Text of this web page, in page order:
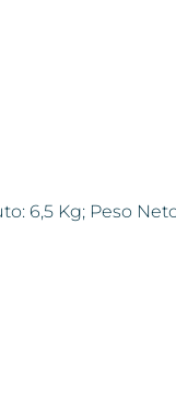
6,5 Kg; Peso